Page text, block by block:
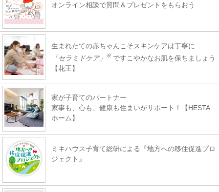
オンライン相談で質問＆プレゼントをもらおう
生まれたての赤ちゃんこそスキンケアは丁寧に
「セラミドケア」
※ ですこやかなお肌を保ちましょう
【花王】
家が子育てのパートナー
家事も、心も、健康も住まいがサポート！【HESTA
ホーム】
ミキハウス子育て総研による『地方への移住促進プロ
ジェクト』